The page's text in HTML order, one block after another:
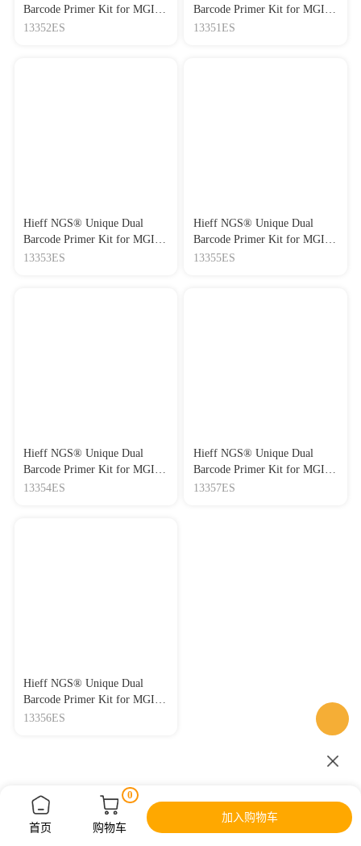
Barcode Primer Kit for MGI®,
Set3（系列一：384种MGI平
13352ES
Barcode Primer Kit for MGI®,
Set2（系列一：384种MGI平
13351ES
Hieff NGS® Unique Dual
Barcode Primer Kit for MGI®,
Set4（系列一：384种MGI平
13353ES
Hieff NGS® Unique Dual
Barcode Primer Kit for MGI®
Set5/Set6/Set7/Set8（板式）
13355ES
Hieff NGS® Unique Dual
Barcode Primer Kit for MGI®
Set5/Set6/Set7/Set8（板式）
13354ES
Hieff NGS® Unique Dual
Barcode Primer Kit for MGI®
Set5/Set6/Set7/Set8（板式）
13357ES
Hieff NGS® Unique Dual
Barcode Primer Kit for MGI®
Set5/Set6/Set7/Set8（板式）
13356ES
首页 购物车
0
加入购物车